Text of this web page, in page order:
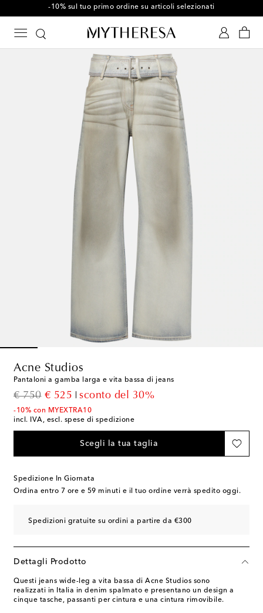
-10% sul tuo primo ordine su articoli selezionati
Acne Studios
Pantaloni a gamba larga e vita bassa di jeans
€ 750
original price
€ 525
discount pricesconto del 30%
-10% con MYEXTRA10
incl. IVA, escl. spese di spedizione
Scegli la tua taglia
Spedizione In Giornata
Ordina entro 7 ore e 59 minuti e il tuo ordine verrà spedito oggi.
Spedizioni gratuite su ordini a partire da €300
Dettagli Prodotto
Questi jeans wide-leg a vita bassa di Acne Studios sono
realizzati in Italia in denim spalmato e presentano un design a
cinque tasche, passanti per cintura e una cintura rimovibile.